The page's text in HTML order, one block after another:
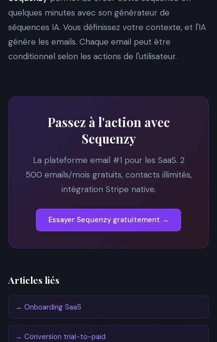
quelques minutes avec son générateur de
séquences IA. Vous définissez votre contexte, et l'IA
génère les emails. Chaque email peut être
conditionnel selon les actions de l'utilisateur.
Passez à l'action avec
Sequenzy
La plateforme email #1 pour les SaaS. 2
500 emails/mois gratuits, contacts illimités,
intégration Stripe native.
Essayer Sequenzy gratuitement →
Articles liés
→ Onboarding SaaS
→ Conversion trial-to-paid